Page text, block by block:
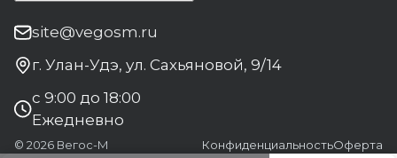
site@vegosm.ru
г. Улан-Удэ, ул. Сахьяновой, 9/14
с 9:00 до 18:00
Ежедневно
© 2026 Вегос-М КонфиденциальностьОферта